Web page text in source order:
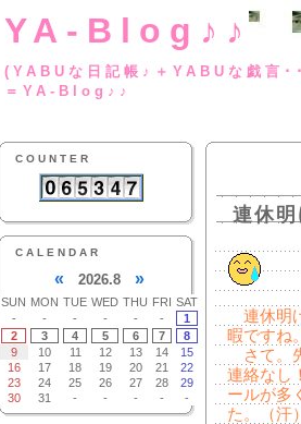
YA-Blog♪♪
(YABUな日記帳♪
＝YA-Blog♪♪
COUNTER
CALENDAR
« 2026.8 »
SUN MON TUE WED THU FRI SAT
-
- - - - -
1
2
3 4 5 6 7
8
9
10 11 12 13 14
15
16
17 18 19 20 21
22
23
24 25 26 27 28
29
30
31 - - - - -
連休
連休明
暇ですね
さて。
連絡なし
ールが多
た。（汗